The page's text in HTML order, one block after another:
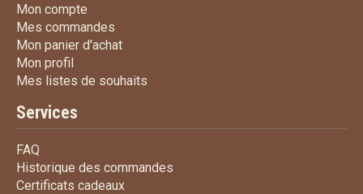
Mon compte
Mes commandes
Mon panier d'achatMon panier d'achat
Mon profil
Mes listes de souhaits
Services
FAQ
Historique des commandes
Certificats cadeauxCertificats cadeaux